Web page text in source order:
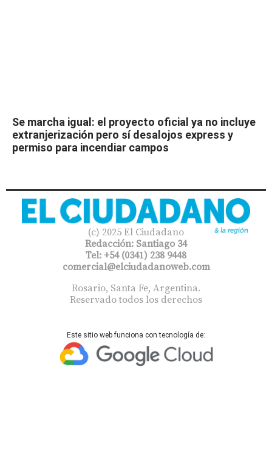
Se marcha igual: el proyecto oficial ya no incluye
extranjerización pero sí desalojos express y
permiso para incendiar campos
(c) 2025 El Ciudadano
Redacción: Santiago 34
Tel: +54 (0341) 238 9448
comercial@elciudadanoweb.com​
Rosario, Santa Fe, Argentina.
Reservado todos los derechos
Este sitio web funciona con tecnología de: